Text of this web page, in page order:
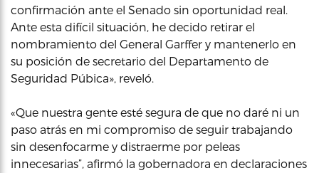
confirmación ante el Senado sin oportunidad real.
Ante esta difícil situación, he decido retirar el
nombramiento del General Garffer y mantenerlo en
su posición de secretario del Departamento de
Seguridad Púbica», reveló.
«Que nuestra gente esté segura de que no daré ni un
paso atrás en mi compromiso de seguir trabajando
sin desenfocarme y distraerme por peleas
innecesarias”, afirmó la gobernadora en declaraciones